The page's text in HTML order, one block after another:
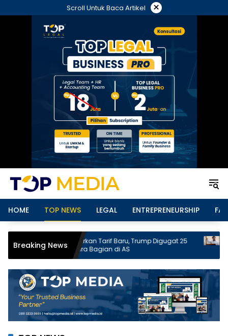
ke
Scroll Untuk Baca Artikel ×
HOME TOP NEWS LEGAL ENTREPRENEURSHIP
Breaking News
Luncurkan Tarif Baru, Trump Digugat 25
Negara Bagian di AS
Kumpulkan
Aman dan